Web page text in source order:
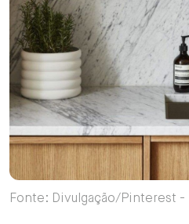
Fonte: Divulgação/Pinterest -